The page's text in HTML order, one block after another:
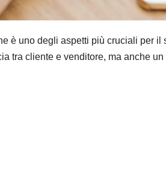
è uno degli aspetti più cruciali per
tra cliente e venditore, ma anche